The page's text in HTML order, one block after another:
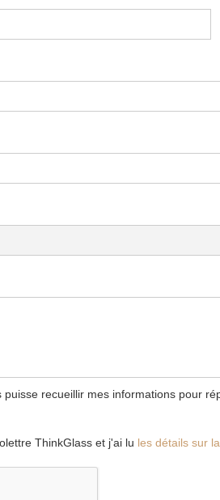
puisse recueillir mes informations pour
ThinkGlass et j'ai lu les détails sur